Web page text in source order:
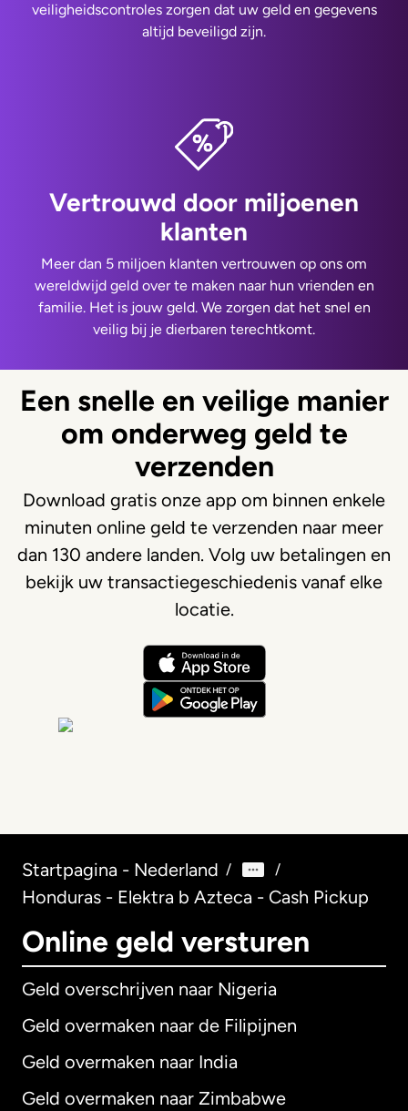
veiligheidscontroles zorgen dat uw geld en gegevens
altijd beveiligd zijn.
Vertrouwd door miljoenen
klanten
Meer dan 5 miljoen klanten vertrouwen op ons om
wereldwijd geld over te maken naar hun vrienden en
familie. Het is jouw geld. We zorgen dat het snel en
veilig bij je dierbaren terechtkomt.
Een snelle en veilige manier
om onderweg geld te
verzenden
Download gratis onze app om binnen enkele
minuten online geld te verzenden naar meer
dan 130 andere landen. Volg uw betalingen en
bekijk uw transactiegeschiedenis vanaf elke
locatie.
Startpagina - Nederland / /
Honduras - Elektra b Azteca - Cash Pickup
Online geld versturen
Geld overschrijven naar Nigeria
Geld overmaken naar de Filipijnen
Geld overmaken naar India
Geld overmaken naar Zimbabwe